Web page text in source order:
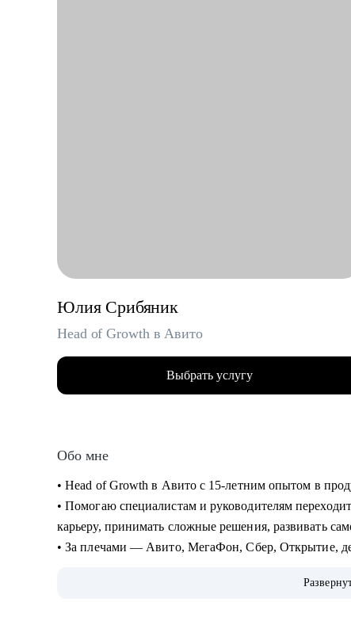
Юлия Срибяник
Head of Growth в Авито
Выбрать услугу
Обо мне
• Head of Growth в Авито с 15-летним опытом в
• Помогаю специалистам и руководителям
карьеру, принимать сложные решения, развивать
• За плечами — Авито, МегаФон, Сбер, Открытие,